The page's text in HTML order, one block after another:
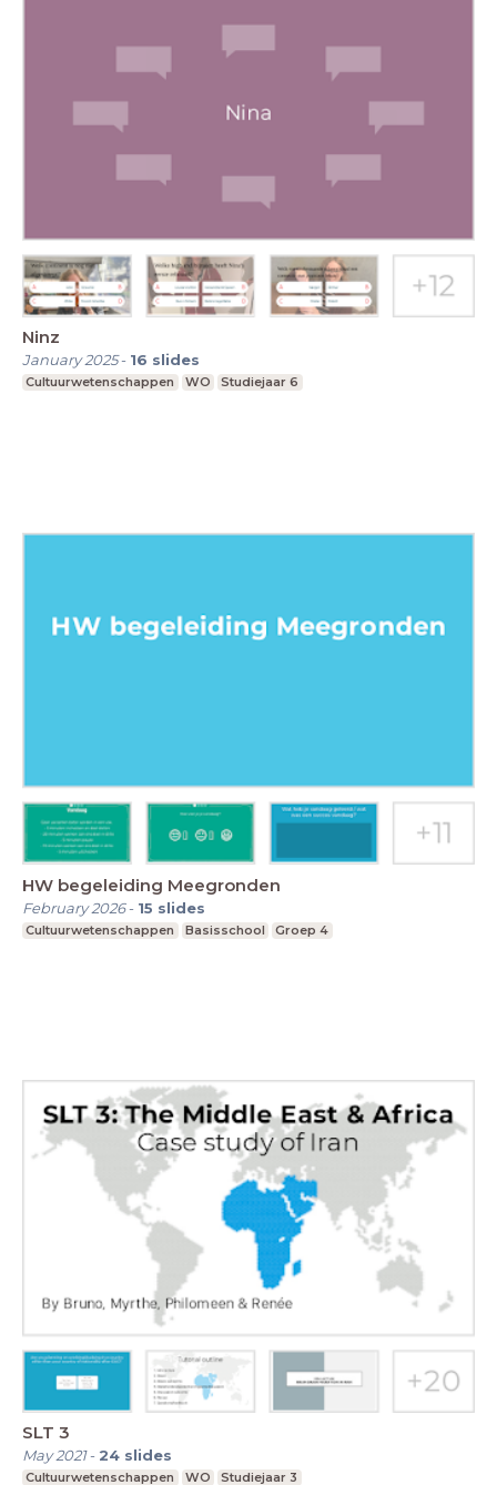
Ninz
January 2025- 16 slides
Cultuurwetenschappen WO Studiejaar 6
HW begeleiding Meegronden
February 2026- 15 slides
Cultuurwetenschappen Basisschool Groep 4
SLT 3
May 2021- 24 slides
Cultuurwetenschappen WO Studiejaar 3